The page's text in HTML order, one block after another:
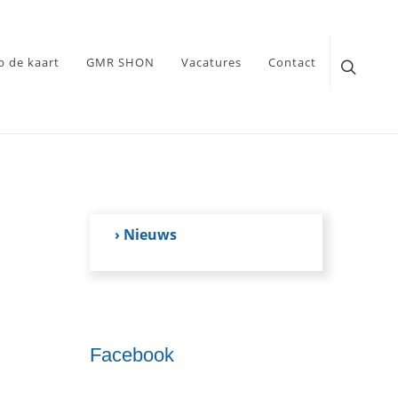
de kaart GMR SHON Vacatures Contact
› Nieuws
Facebook